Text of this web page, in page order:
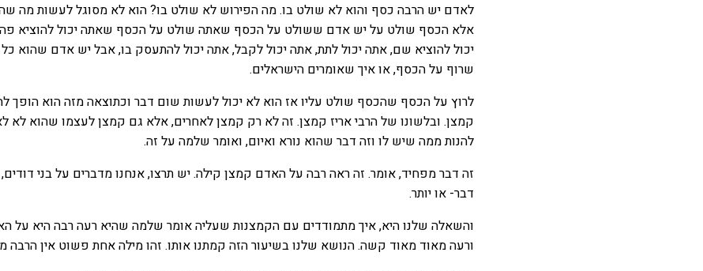
לאדם יש הרבה כסף והוא לא שולט בו. מה הפירוש לא שולט בו? הוא לא מסוגל לעשות מה
אלא הכסף שולט על יש אדם ששולט על הכסף שאתה שולט על הכסף שאתה יכול להוציא
יכול להוציא שם, אתה יכול לתת, אתה יכול לקבל, אתה יכול להתעסק בו, אבל יש אדם שהוא
שרוף על הכסף, או איך שאומרים הישראלים.
לרוץ על הכסף שהכסף שולט עליו אז הוא לא יכול לעשות שום דבר וכתוצאה מזה הוא הופך
קמצן. ובלשונו של הרבי אריז קמצן. זה לא רק קמצן לאחרים, אלא גם קמצן לעצמו שהוא לא
להנות ממה שיש לו וזה דבר שהוא נורא ואיום, ואומר שלמה על זה.
זה דבר מפחיד, אומר. זה ראה רבה על האדם קמצן קילה. יש תרצו, אנחנו מדברים על בני דודים,
דבר- או יותר.
והשאלה שלנו היא, איך מתמודדים עם הקמצנות שעליה אומר שלמה שהיא רעה רבה היא על
ורעה מאוד מאוד קשה. הנושא שלנו בשיעור הזה קמתנו אותו. זהו מילה אחת פשוט אין הרבה